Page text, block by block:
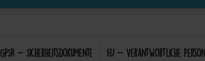
GPSR - Sicherheitsdokumente EU - Verantwortliche Person